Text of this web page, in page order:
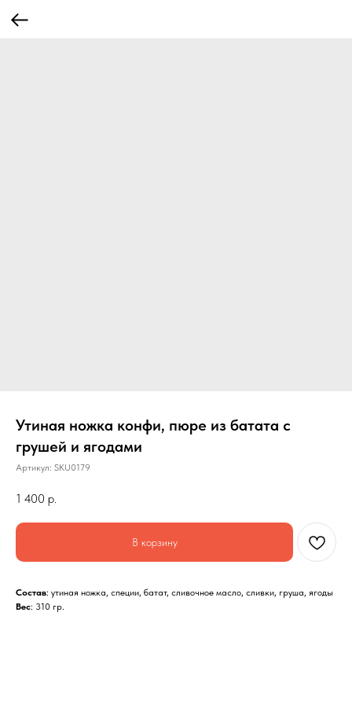
Утиная ножка конфи, пюре из батата с
грушей и ягодами
Артикул: SKU0179
1 400 р.
В корзину
Состав: утиная ножка, специи, батат, сливочное масло, сливки, груша, ягоды
Вес: 310 гр.